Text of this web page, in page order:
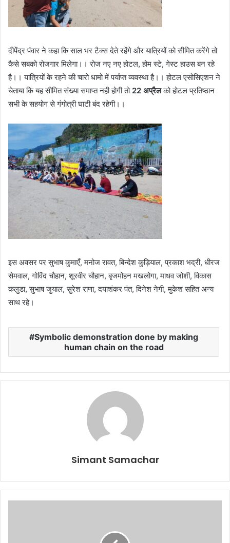
दीपेंद्र पंवार ने कहा कि साल भर टैक्स देते रहेंगे और यात्रियों को सीमित करेंगे तो
कैसे सबको रोजगार मिलेगा।। रोज नए नए होटल, होम स्टे, गेस्ट हाउस बन रहे
है।। यात्रियों के रहने की चारो धामो में पर्याप्त व्यवस्था है।। होटल एसोसिएशन ने
चेताया कि यह सीमित संख्या समाप्त नही होगी तो 22 अप्रैलको होटल प्रतिष्ठान
सभी के सहयोग से गंगोत्री घाटी बंद रहेगी।।
इस अवसर पर सुभाष कुमाएँ, मनोज रावत, बिन्देश कुड़ियाल, प्रकाश भद्री, धीरज
सेमवाल, गोविंद चौहान, शूरवीर चौहान, बृजमोहन मखलोगा, माधव जोशी, विकास
कलुडा, सुभाष जुयाल, सुरेश राणा, दयाशंकर पंत, दिनेश नेगी, मुकेश सहित अन्य
साथ रहे।
Symbolic demonstration done by making
human chain on the road
Simant Samachar